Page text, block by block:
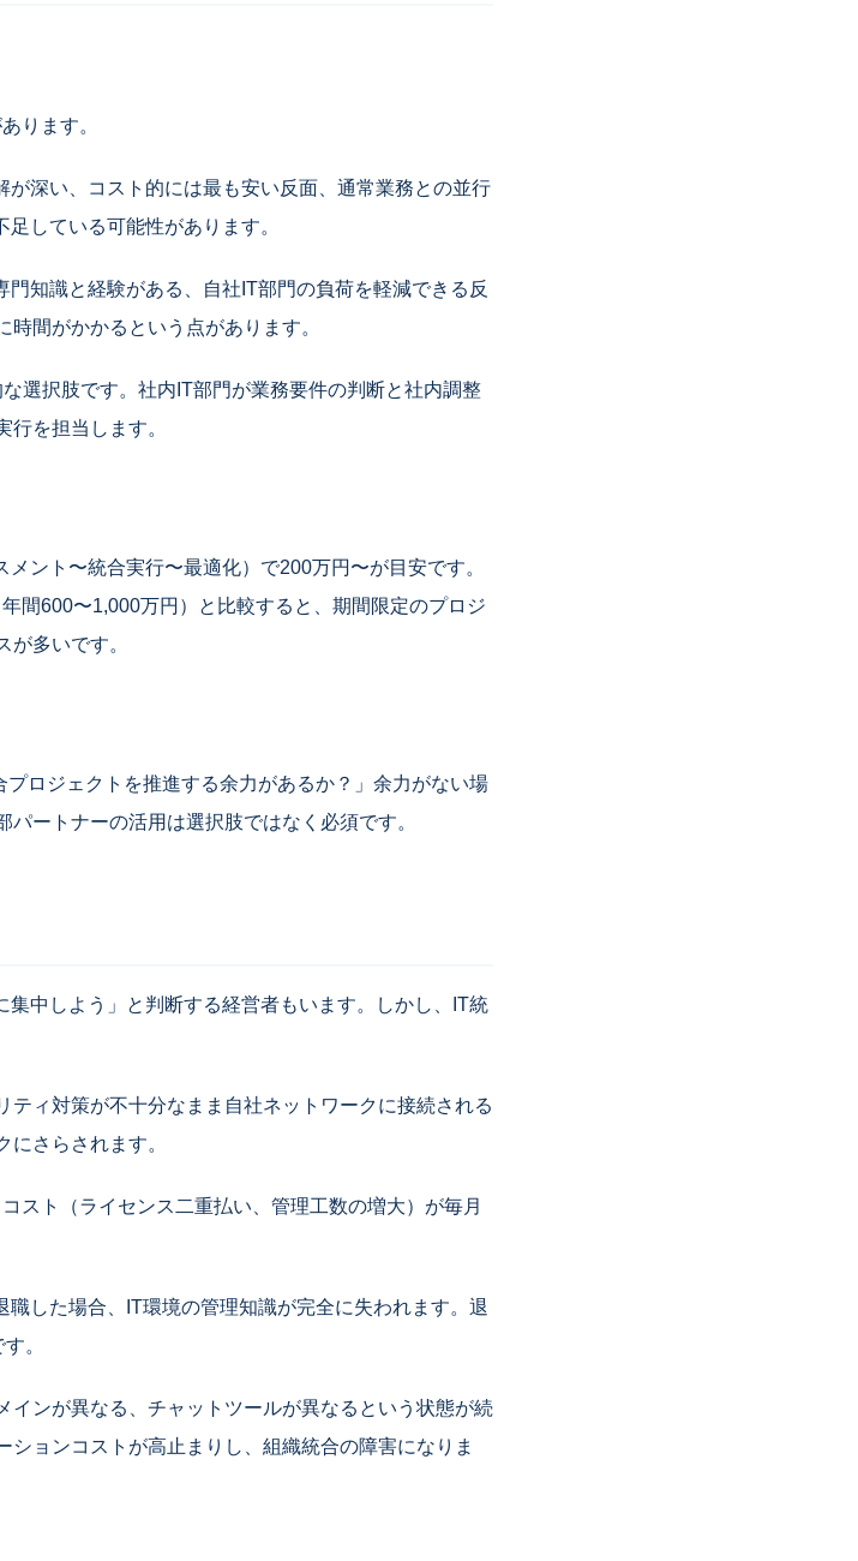
ります。
が深い、コスト的には最も安い反面、通常業務との並行
している可能性があります。
門知識と経験がある、自社IT部門の負荷を軽減できる反
間がかかるという点があります。
選択肢です。社内IT部門が業務要件の判断と社内調整
を担当します。
ント〜統合実行〜最適化）で200万円〜が目安です。
間600〜1,000万円）と比較すると、期間限定のプロジ
が多いです。
プロジェクトを推進する余力があるか？」余力がない場
ートナーの活用は選択肢ではなく必須です。
集中しよう」と判断する経営者もいます。しかし、IT統
ティ対策が不十分なまま自社ネットワークに接続される
さらされます。
スト（ライセンス二重払い、管理工数の増大）が毎月
職した場合、IT環境の管理知識が完全に失われます。退
。
インが異なる、チャットツールが異なるという状態が続
ションコストが高止まりし、組織統合の障害になりま